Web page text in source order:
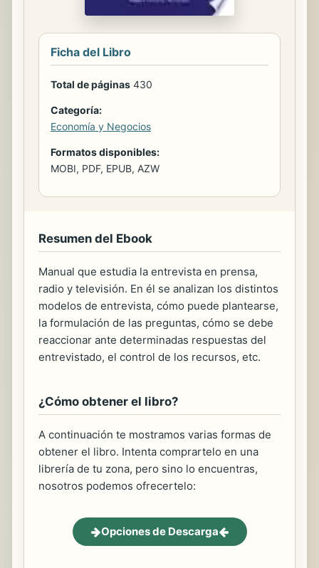
Ficha del Libro
Total de páginas 430
Categoría:
Economía y Negocios
Formatos disponibles:
MOBI, PDF, EPUB, AZW
Resumen del Ebook
Manual que estudia la entrevista en prensa,
radio y televisión. En él se analizan los distintos
modelos de entrevista, cómo puede plantearse,
la formulación de las preguntas, cómo se debe
reaccionar ante determinadas respuestas del
entrevistado, el control de los recursos, etc.
¿Cómo obtener el libro?
A continuación te mostramos varias formas de
obtener el libro. Intenta comprartelo en una
librería de tu zona, pero sino lo encuentras,
nosotros podemos ofrecertelo:
Opciones de Descarga